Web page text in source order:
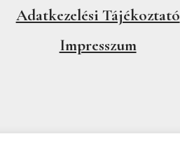
Adatkezelési Tájékoztató
Impresszum